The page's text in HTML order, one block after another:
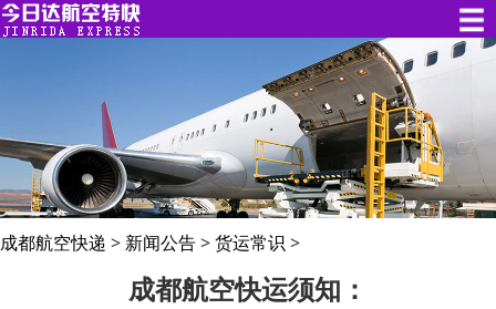
成都航空快递 > 新闻公告>货运常识 >
成都航空快运须知：